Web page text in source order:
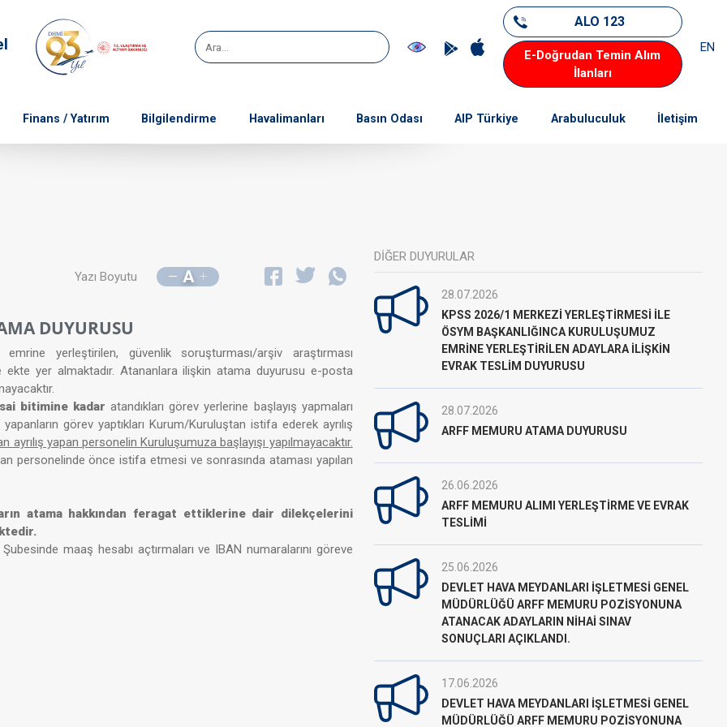
ALO 123
E-Doğrudan Temin Alım
İlanları
EN
Finans / Yatırım Bilgilendirme Havalimanları Basın Odası AIP Türkiye Arabuluculuk İletişim
Yazı Boyutu A
DUYURUSU
yerleştirilen, güvenlik soruşturması/arşiv araştırması
ekte yer almaktadır. Atananlara ilişkin atama duyurusu e-posta
bitimine kadar atandıkları görev yerlerine başlayış yapmaları
görev yaptıkları Kurum/Kuruluştan istifa ederek ayrılış
yapan personelin Kuruluşumuza başlayışı yapılmayacaktır.
personelinde önce istifa etmesi ve sonrasında ataması yapılan
atama hakkından feragat ettiklerine dair dilekçelerini
maaş hesabı açtırmaları ve IBAN numaralarını göreve
DİĞER DUYURULAR
28.07.2026
KPSS 2026/1 MERKEZİ YERLEŞTİRMESİ İLE
ÖSYM BAŞKANLIĞINCA KURULUŞUMUZ
EMRİNE YERLEŞTİRİLEN ADAYLARA İLİŞKİN
EVRAK TESLİM DUYURUSU
28.07.2026
ARFF MEMURU ATAMA DUYURUSU
26.06.2026
ARFF MEMURU ALIMI YERLEŞTİRME VE EVRAK
TESLİMİ
25.06.2026
DEVLET HAVA MEYDANLARI İŞLETMESİ GENEL
MÜDÜRLÜĞÜ ARFF MEMURU POZİSYONUNA
ATANACAK ADAYLARIN NİHAİ SINAV
SONUÇLARI AÇIKLANDI.
17.06.2026
DEVLET HAVA MEYDANLARI İŞLETMESİ GENEL
MÜDÜRLÜĞÜ ARFF MEMURU POZİSYONUNA